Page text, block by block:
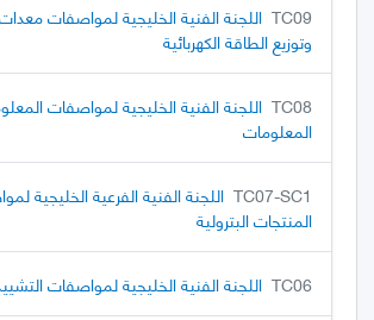
TC09 اللجنة الفنية الخليجية لمواصفات
وتوزيع الطاقة الكهربائية
TC08 اللجنة الفنية الخليجية لمواصفات
المعلومات
TC07-SC1 اللجنة الفنية الفرعية الخليجية
المنتجات البترولية
TC06 اللجنة الفنية الخليجية لمواصفات